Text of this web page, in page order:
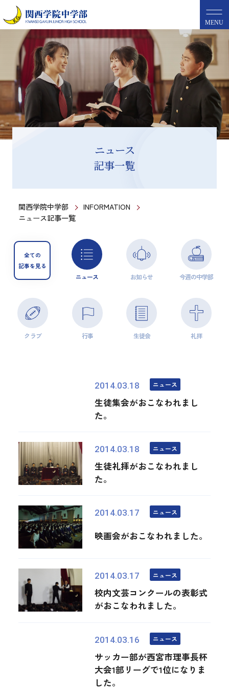
MENU
ニュース
記事一覧
関西学院中学部
INFORMATION
ニュース記事一覧
全ての
記事を見る
ニュース お知らせ 今週の中学部
クラブ 行事 生徒会 礼拝
2014.03.18 ニュース
生徒集会がおこなわれまし
た。
2014.03.18 ニュース
生徒礼拝がおこなわれまし
た。
2014.03.17 ニュース
映画会がおこなわれました。
2014.03.17 ニュース
校内文芸コンクールの表彰式
がおこなわれました。
2014.03.16 ニュース
サッカー部が西宮市理事長杯
大会1部リーグで1位になりま
した。